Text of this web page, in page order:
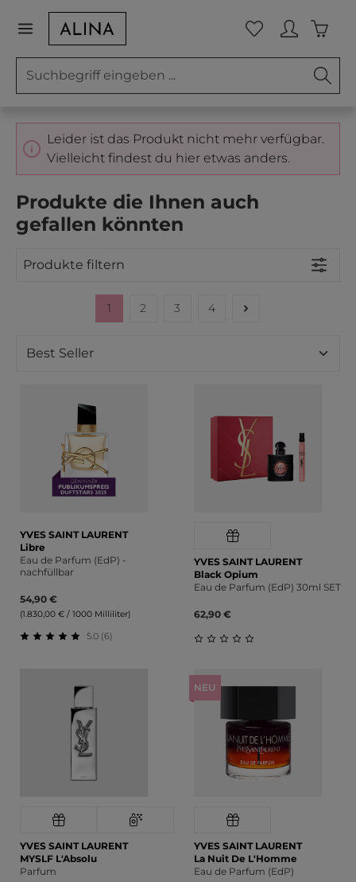
Zum Hauptinhalt springen Du hast 0
Leider ist das Produkt nicht mehr verfügbar.
Vielleicht findest du hier etwas anders.
Produkte die Ihnen auch
gefallen könnten
Produkte filtern
Seite
1 Seite
2 Seite
3 Seite
4
YVES SAINT LAURENT
Libre
Eau de Parfum (EdP) -
nachfüllbar
54,90 €
(1.830,00 € / 1000 Milliliter)
5.0 (6)
YVES SAINT LAURENT
Black Opium
Eau de Parfum (EdP) 30ml SET
62,90 €
YVES SAINT LAURENT
MYSLF L'Absolu
Parfum
NEU
YVES SAINT LAURENT
La Nuit De L'Homme
Eau de Parfum (EdP)